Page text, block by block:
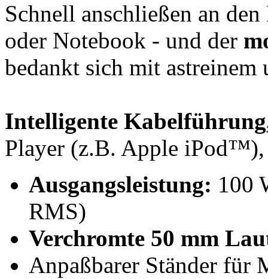
Schnell anschließen an
oder Notebook - und der
bedankt sich mit
Intelligente
Player (z.B. Apple iPod™),
Ausgangsleistung: 100
RMS)
Verchromte 50 mm
Anpaßbarer Ständer für